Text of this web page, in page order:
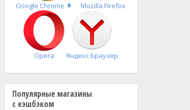
Google Chrome
Быстрая
установка
Mozilla Firefox
Opera Яндекс.Браузер
Популярные магазины
с кэшбэком